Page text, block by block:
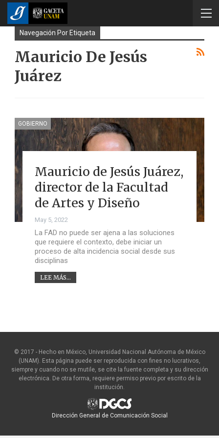
Navegación Por Etiqueta
Mauricio De Jesús
Juárez
GOBIERNO
Mauricio de Jesús Juárez,
director de la Facultad
de Artes y Diseño
May 5, 2022
La FAD no puede ser ajena a las soluciones
que requiere el contexto, debe iniciar un
proceso de alta incidencia social desde sus
disciplinas
LEE MÁS...
© 2017 - Hecho en México, Universidad Nacional Autónoma de México
(UNAM). Esta página puede ser reproducida con fines no lucrativos,
siempre y cuando no se mutile, se cite la fuente completa y su dirección
electrónica. De otra forma, requiere permiso previo por escrito de la
institución.
Dirección General de Comunicación Social